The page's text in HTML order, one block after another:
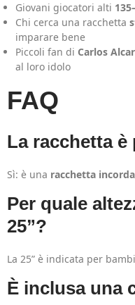
Giovani giocatori alti
Chi cerca una racchetta
imparare bene
Piccoli fan di Carlos
al loro idolo
FAQ
La racchetta
Sì: è una racchetta
Per quale
25”?
La 25” è indicata per
È inclusa una